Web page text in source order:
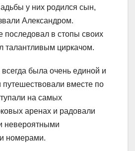
у них родился сын,
Александром.
последовал в стопы своих
талантливым циркачом.
была очень единой и
путешествовали вместе по
на самых
аренах и радовали
невероятными
номерами.